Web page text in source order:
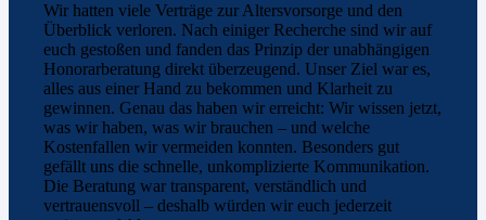
Wir hatten viele Verträge zur Altersvorsorge und den
Überblick verloren. Nach einiger Recherche sind wir auf
euch gestoßen und fanden das Prinzip der unabhängigen
Honorarberatung direkt überzeugend. Unser Ziel war es,
alles aus einer Hand zu bekommen und Klarheit zu
gewinnen. Genau das haben wir erreicht: Wir wissen jetzt,
was wir haben, was wir brauchen – und welche
Kostenfallen wir vermeiden konnten. Besonders gut
gefällt uns die schnelle, unkomplizierte Kommunikation.
Die Beratung war transparent, verständlich und
vertrauensvoll – deshalb würden wir euch jederzeit